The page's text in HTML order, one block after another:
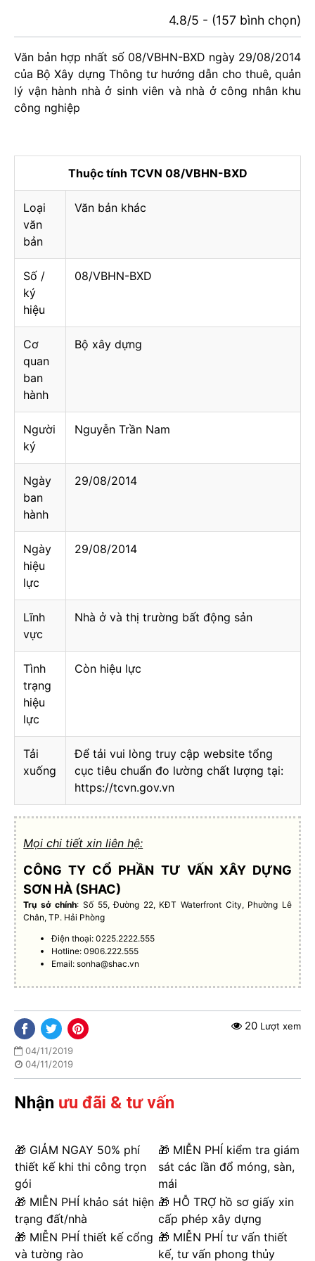
4.8/5 - (157 bình chọn)
Văn bản hợp nhất số 08/VBHN-BXD ngày 29/08/2014
của Bộ Xây dựng Thông tư hướng dẫn cho thuê, quản
lý vận hành nhà ở sinh viên và nhà ở công nhân khu
công nghiệp
Thuộc tính TCVN 08/VBHN-BXD
Loại
văn
bản
Văn bản khác
Số /
ký
hiệu
08/VBHN-BXD
Cơ
quan
ban
hành
Bộ xây dựng
Người
ký
Nguyễn Trần Nam
Ngày
ban
hành
29/08/2014
Ngày
hiệu
lực
29/08/2014
Lĩnh
vực
Nhà ở và thị trường bất động sản
Tình
trạng
hiệu
lực
Còn hiệu lực
Tải
xuống
Để tải vui lòng truy cập website tổng
cục tiêu chuẩn đo lường chất lượng tại:
https://tcvn.gov.vn
Mọi chi tiết xin liên hệ:
CÔNG TY CỔ PHẦN TƯ VẤN XÂY DỰNG
SƠN HÀ (SHAC)
Trụ sở chính: Số 55, Đường 22, KĐT Waterfront City, Phường Lê
Chân, TP. Hải Phòng
Điện thoại: 0225.2222.555
Hotline: 0906.222.555
Email:sonha@shac.vn
04/11/2019
04/11/2019
20 Lượt xem
Nhận ưu đãi & tư vấn
🎁 GIẢM NGAY 50% phí
thiết kế khi thi công trọn
gói
🎁 MIỄN PHÍ kiểm tra giám
sát các lần đổ móng, sàn,
mái
🎁 MIỄN PHÍ khảo sát hiện
trạng đất/nhà
🎁 HỖ TRỢ hồ sơ giấy xin
cấp phép xây dựng
🎁 MIỄN PHÍ thiết kế cổng
và tường rào
🎁 MIỄN PHÍ tư vấn thiết
kế, tư vấn phong thủy